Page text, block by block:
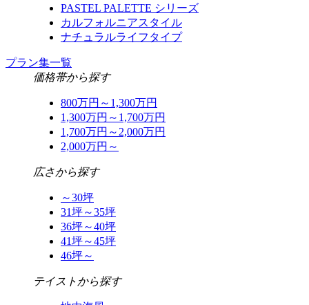
PASTEL PALETTE シリーズ
カルフォルニアスタイル
ナチュラルライフタイプ
プラン集一覧
価格帯から探す
800万円～1,300万円
1,300万円～1,700万円
1,700万円～2,000万円
2,000万円～
広さから探す
～30坪
31坪～35坪
36坪～40坪
41坪～45坪
46坪～
テイストから探す